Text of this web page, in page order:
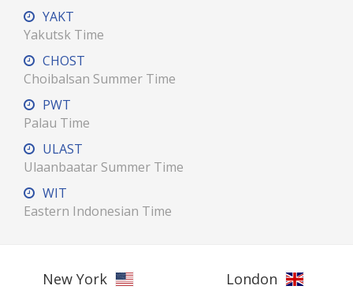
YAKT
Yakutsk Time
CHOST
Choibalsan Summer Time
PWT
Palau Time
ULAST
Ulaanbaatar Summer Time
WIT
Eastern Indonesian Time
New York London